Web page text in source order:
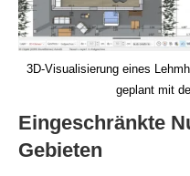
3D-Visualisierung eines
geplant mit
Eingeschränkte
Gebieten